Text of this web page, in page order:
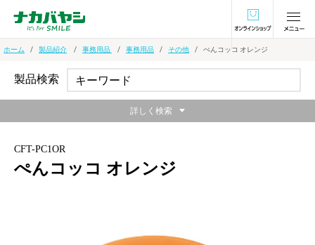
オンラインショ
ホーム 製品紹介 事務用品 事務用品 その他 ぺんコッコ オレンジ
CFT-PC1OR
ぺんコッコ オレンジ
製品検索
詳しく検索